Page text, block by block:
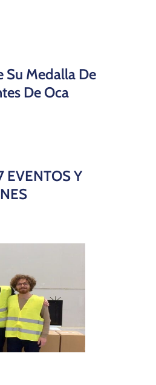
Su Medalla De
De Oca
EVENTOS Y